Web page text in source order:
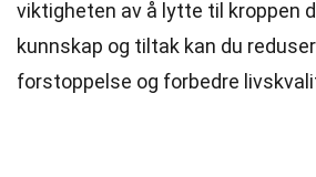
viktigheten av å lytte til kroppen
kunnskap og tiltak kan du
forstoppelse og forbedre